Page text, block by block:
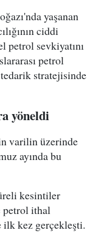
yaşanan
ciddi
petrol sevkiyatını
petrol
stratejisinde
yöneldi
varilin üzerinde
ayında bu
kesintiler
petrol ithal
ilk kez gerçekleşti.